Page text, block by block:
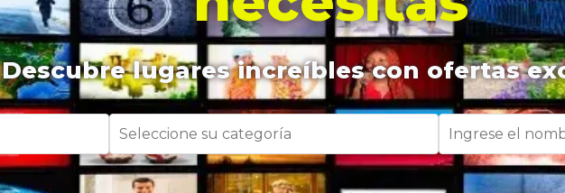
Descubre lugares increíbles con ofertas